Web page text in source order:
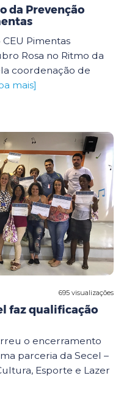
da Prevenção
Pimentas
Rosa no Ritmo da
coordenação de
mais]
695 visualizações
faz qualificação
o encerramento
parceria da Secel –
Esporte e Lazer